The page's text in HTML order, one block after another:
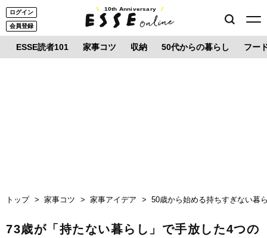
ログイン
会員登録
10th Anniversary
ESSE読者101 家事コツ 収納 50代からの暮らし フー
トップ 家事コツ 家事アイデア 50歳から始める持ちすぎない暮
73歳が「持たない暮らし」で手放した4つの